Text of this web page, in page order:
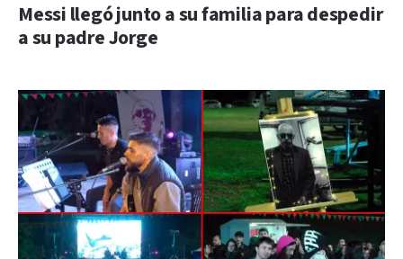
Messi llegó junto a su familia para despedir
a su padre Jorge